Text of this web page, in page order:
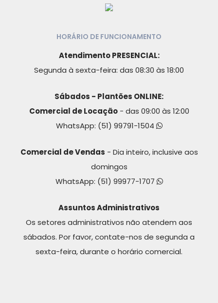
HORÁRIO DE FUNCIONAMENTO
Atendimento PRESENCIAL:
Segunda à sexta-feira: das 08:30 às 18:00
Sábados - Plantões ONLINE:
Comercial de Locação- das 09:00 às 12:00
WhatsApp: (51) 99791-1504
Comercial de Vendas - Dia inteiro, inclusive aos
domingos
WhatsApp: (51) 99977-1707
Assuntos Administrativos
Os setores administrativos não atendem aos
sábados. Por favor, contate-nos de segunda a
sexta-feira, durante o horário comercial.